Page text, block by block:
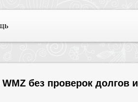
без проверок долгов и